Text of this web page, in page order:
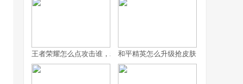
王者荣耀怎么点攻击谁，精准操作背后的博弈艺术，副标题，从本
和平精英怎么升级抢皮肤，高效进阶全